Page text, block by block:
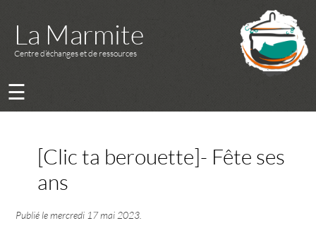
La Marmite
Centre d’échanges et de ressources
☰
[Clic ta berouette]- Fête ses
ans
Publié lemercredi 17 mai 2023